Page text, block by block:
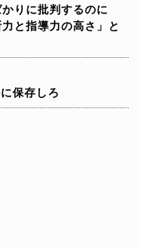
りに批判するのに
と指導力の高さ」と
保存しろ